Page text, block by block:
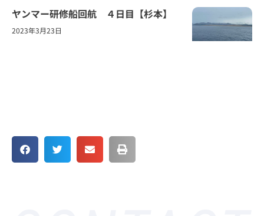
ヤンマー研修船回航 ４日目【杉本】
2023年3月23日